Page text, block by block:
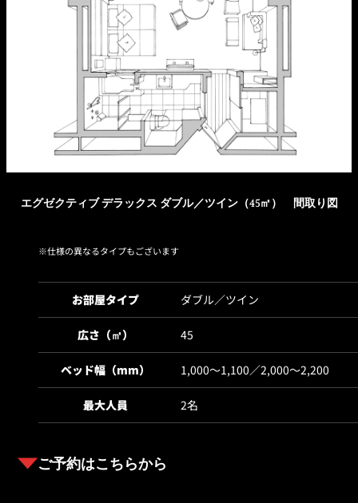
バー カプリ
タワー・カフ
SKY BAR
KATO'S DINING
トレーダーヴ
ィックス 東京
ボートハウス RANSEN はな
れ
ルームサービス
ルームサービ
ス
エグゼクティブ デラックス ダブル／ツイン（45㎡） 間取り図
仕様の異なるタイプもございます
お部屋タイプ ダブル／ツイン
広さ（㎡） 45
ベッド幅（mm） 1,000～1,100／2,000～2,200
最大人員 2名
ご予約はこちらから